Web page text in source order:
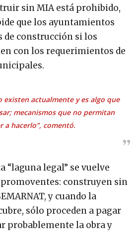
sin MIA está prohibido,
que los ayuntamientos
de construcción si los
con los requerimientos de
existen actualmente y es algo que
mecanismos que no permitan
a hacerlo”, comentó.
“laguna legal” se vuelve
construyen sin
y cuando la
sólo proceden a pagar
probablemente la obra y